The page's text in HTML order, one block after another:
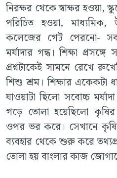
নিরক্ষর থেকে স্বাক্ষর হওয়া,
পরিচিত হওয়া,
কলেজের গেট পেরনো-
মর্যাদার গন্ধ। শিক্ষা
প্রশ্নটাকেই সামনে রেখে
শিশু শ্রম। শিক্ষার একেকটা
যাওয়াটা ছিলো সবোচ্চ
গড়ে তোলা হয়েছিলো কৃষির
ওপর ভর করে। সেখানে
ব্যবহার থেকে শুরু করে
তোলা হয় বাংলার কাজ